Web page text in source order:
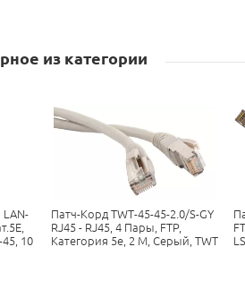
из категории
10
Патч-Корд TWT-45-45-2.0/S-GY
RJ45 - RJ45, 4 Пары, FTP,
Категория 5е, 2 М, Серый, TWT